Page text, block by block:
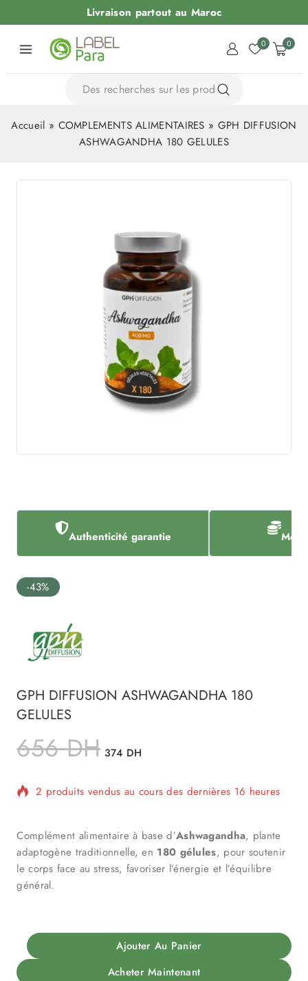
Livraison partout au Maroc
0 0
Accueil » COMPLEMENTS ALIMENTAIRES » GPH DIFFUSION
ASHWAGANDHA 180 GELULES
Authenticité garantie
-43%
GPH DIFFUSION ASHWAGANDHA 180
GELULES
656DH 374 DH
Vente rapide ! Plus de 11 personnes ont dans leur
Complément alimentaire à base d’Ashwagandha, plante
adaptogène traditionnelle, en 180 gélules, pour soutenir
le corps face au stress, favoriser l’énergie et l’équilibre
général.
Ajouter Au Panier
Acheter Maintenant